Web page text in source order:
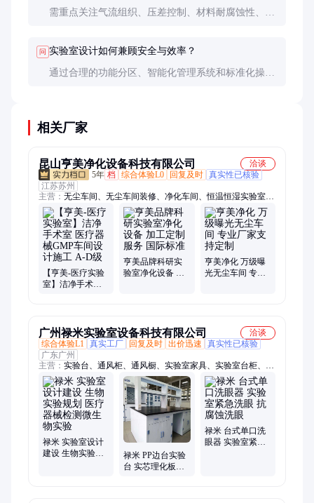
需重点关注气流组织、压差控制、材料耐腐蚀性、人
问 实验室设计如何兼顾安全与效率？
通过合理的功能分区、智能化管理系统和标准化操作
相关厂家
昆山亨美净化设备科技有限公司
洽谈
5年 档 综合体验L0 回复及时 真实性已核验
江苏苏州
主营： 无尘车间、无尘车间装修、净化车间、恒温恒湿实验室、
无尘实验室、无菌车间、洁净车间、净化车间装修、净化工程、
洁净室、洁净厂房、洁净棚、千级洁净棚、百级洁净棚、无尘洁
净棚、无尘室、洁净间、车间净化工程、无尘净化车间、风淋室
门、风淋室厂家、货淋室、风淋室、ffu、ffu风机
【亨美-医疗实验
室】洁净手术室
亨美品牌科研实
验室净化设备 加
亨美净化 万级曝
光无尘车间 专业
广州禄米实验室设备科技有限公司
洽谈
综合体验L1 真实工厂 回复及时 出价迅速
真实性已核验
广东广州
主营： 实验台、通风柜、通风橱、实验室家具、实验室台柜、实
验室气路、实验室通风、实验室设计、实验室装修、实验室设
备、钢木实验台、全钢实验台、PP实验台、全钢通风柜、PP通
风柜、取材台、天平台、高温台、仪器台、试剂柜、药品柜、气
瓶柜、酸碱柜、安全柜、展示柜
禄米 实验室设计
建设 生物实验规
禄米 PP边台实验
台 实芯理化板化
禄米 台式单口洗
眼器 实验室紧急